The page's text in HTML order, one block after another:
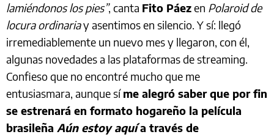
lamiéndonos los pies”, canta Fito Páezen Polaroid de
locura ordinariay asentimos en silencio. Y sí: llegó
irremediablemente un nuevo mes y llegaron, con él,
algunas novedades a las plataformas de streaming.
Confieso que no encontré mucho que me
entusiasmara, aunque síme alegró saber que por fin
se estrenará en formato hogareño la película
brasileña Aún estoy aquía través de